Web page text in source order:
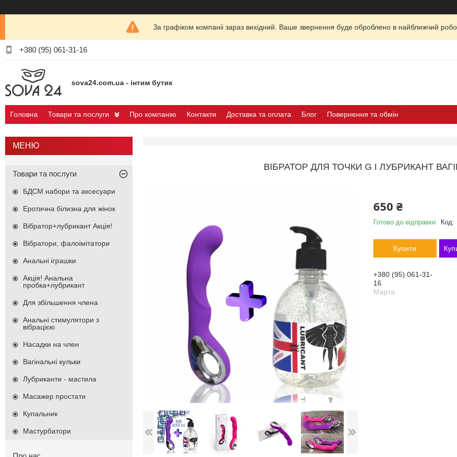
За графіком компаніі зараз вихідний. Ваше звернення буде оброблено в найближчий
+380 (95) 061-31-16
sova24.com.ua - інтим бутик
Головна Товари та послуги Про компанію Контакти Доставка та оплата Блог Повернення та обмін
ВІБРАТОР ДЛЯ ТОЧКИ G І ЛУБРИКАНТ
650 ₴
Готово до відправки Код:
Купити
+380 (95) 061-31-
16
Марта
Товари та послуги
БДСМ набори та аксесуари
Еротична білизна для жінок
Вібратор+лубрикант Акція!
Вібратори, фалоімітатори
Анальні іграшки
Акція! Анальна
пробка+лубрикант
Для збільшення члена
Анальні стимулятори з
вібрацією
Насадки на член
Вагінальні кульки
Лубриканти - мастила
Масажер простати
Купальник
Мастурбатори